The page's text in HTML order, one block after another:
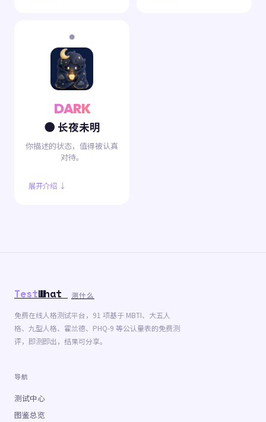
🌑
DARK
🌑 长夜未明
你描述的状态，值得被认真
对待。
展开介绍 ↓
TestWhat 测什么
免费在线人格测试平台，91 项基于 MBTI、大五人
格、九型人格、霍兰德、PHQ-9 等公认量表的免费测
评，即测即出，结果可分享。
导航
测试中心
图鉴总览